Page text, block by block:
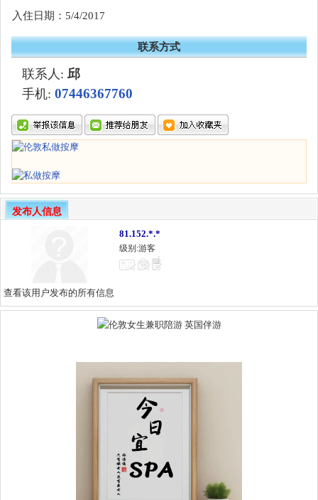
入住日期：5/4/2017
联系方式
联系人: 邱
手机: 07446367760
发布人信息
81.152.*.*
级别:游客
查看该用户发布的所有信息